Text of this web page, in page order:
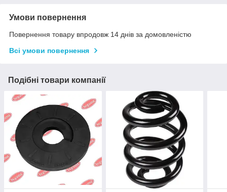
Умови повернення
Повернення товару впродовж 14 днів за домовленістю
Всі умови повернення
Подібні товари компанії